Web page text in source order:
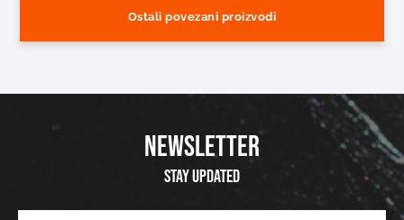
Ostali povezani proizvodi
NEWSLETTER
Stay updated